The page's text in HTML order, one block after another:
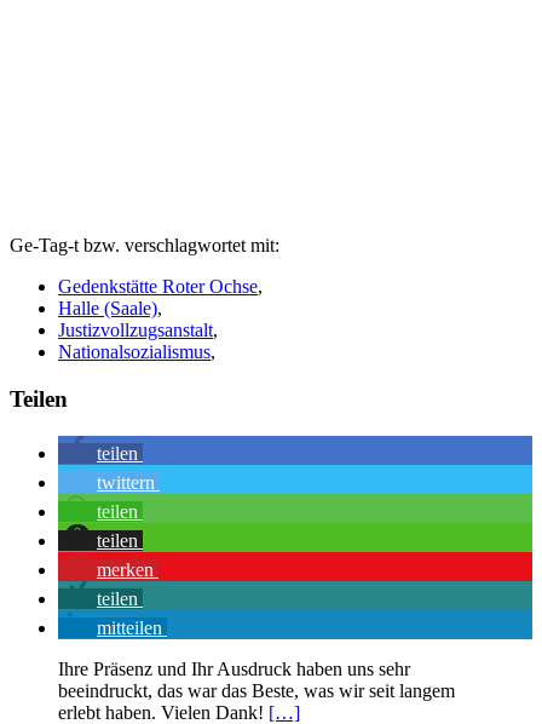
Ge-Tag-t bzw. verschlagwortet mit:
Gedenkstätte Roter Ochse,
Halle (Saale),
Justizvollzugsanstalt,
Nationalsozialismus,
Teilen
teilen
twittern
teilen
teilen
merken
teilen
mitteilen
Ihre Präsenz und Ihr Ausdruck haben uns sehr
beeindruckt, das war das Beste, was wir seit langem
erlebt haben. Vielen Dank! […]